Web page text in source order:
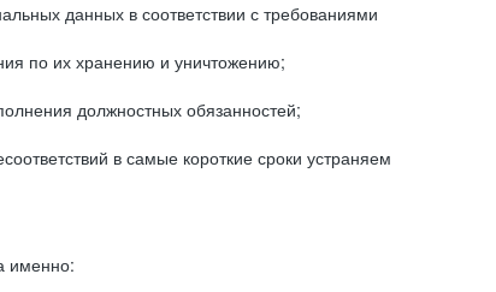
данных в соответствии с требованиями
по их хранению и уничтожению;
должностных обязанностей;
в самые короткие сроки устраняем
именно: